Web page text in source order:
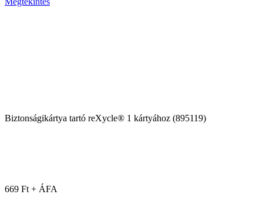
Biztonságikártya tartó reXycle® 1 kártyához (895119)
669 Ft + ÁFA